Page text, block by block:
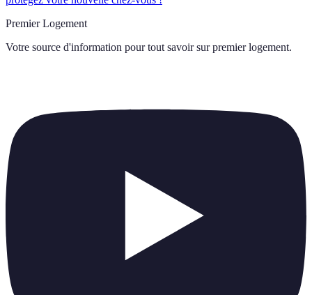
Premier Logement
Votre source d'information pour tout savoir sur premier logement.